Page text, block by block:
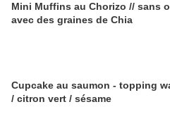
Mini Muffins au Chorizo // sans
avec des graines de Chia
Cupcake au saumon - topping
/ citron vert / sésame